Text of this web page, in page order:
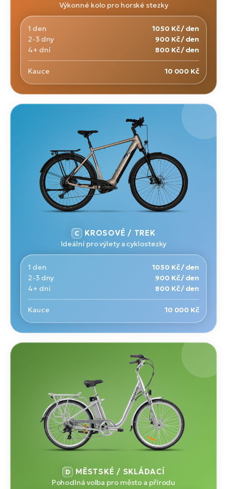
Výkonné kolo pro horské stezky
1 den
1050 Kč / den
2-3 dny
900 Kč / den
4+ dní
800 Kč / den
Kauce 10 000 Kč
KROSOVÉ / TREK
Ideální pro výlety a cyklostezky
1 den
1050 Kč / den
2-3 dny
900 Kč / den
4+ dní
800 Kč / den
Kauce 10 000 Kč
MĚSTSKÉ / SKLÁDACÍ
Pohodlná volba pro město a přírodu